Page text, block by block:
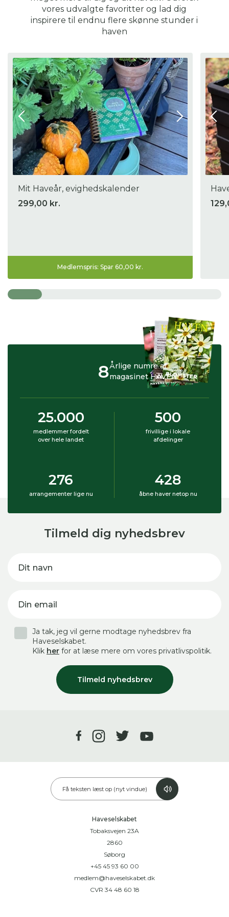
Vi fører termokoppen i farverne sort, khaki, stål og coyote.
Mål: kan indeholde 500ml.
vores udvalgte favoritter og lad dig
inspirere til endnu flere skønne stunder i
haven
Mit Haveår, evighedskalender
299,00 kr.
Medlemspris: Spar 60,00 kr.
Årlige numre af
magasinet HAVEN
8
25.000
medlemmer fordelt
over hele landet
500
frivillige i lokale
afdelinger
276
arrangementer lige nu
428
åbne haver netop nu
Tilmeld dig nyhedsbrev
Dit navn
Din email
Tilmeld nyhedsbrev
Ja tak, jeg vil gerne modtage nyhedsbrev fra
Haveselskabet.
Klik her for at læse mere om vores privatlivspolitik.
Få teksten læst op (nyt vindue)
Haveselskabet
Tobaksvejen 23A
2860
Søborg
+45 45 93 60 00
medlem@haveselskabet.dk
CVR 34 48 60 18